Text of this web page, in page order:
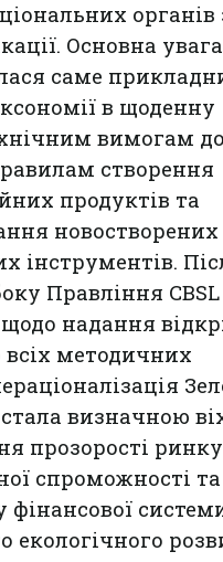
органів
Основна
саме
в щоденну
вимогам
створення
продуктів та
новостворених
інструментів.
Правління
надання
всіх методичних
стала визначною
прозорості
спроможності та
фінансової
екологічного